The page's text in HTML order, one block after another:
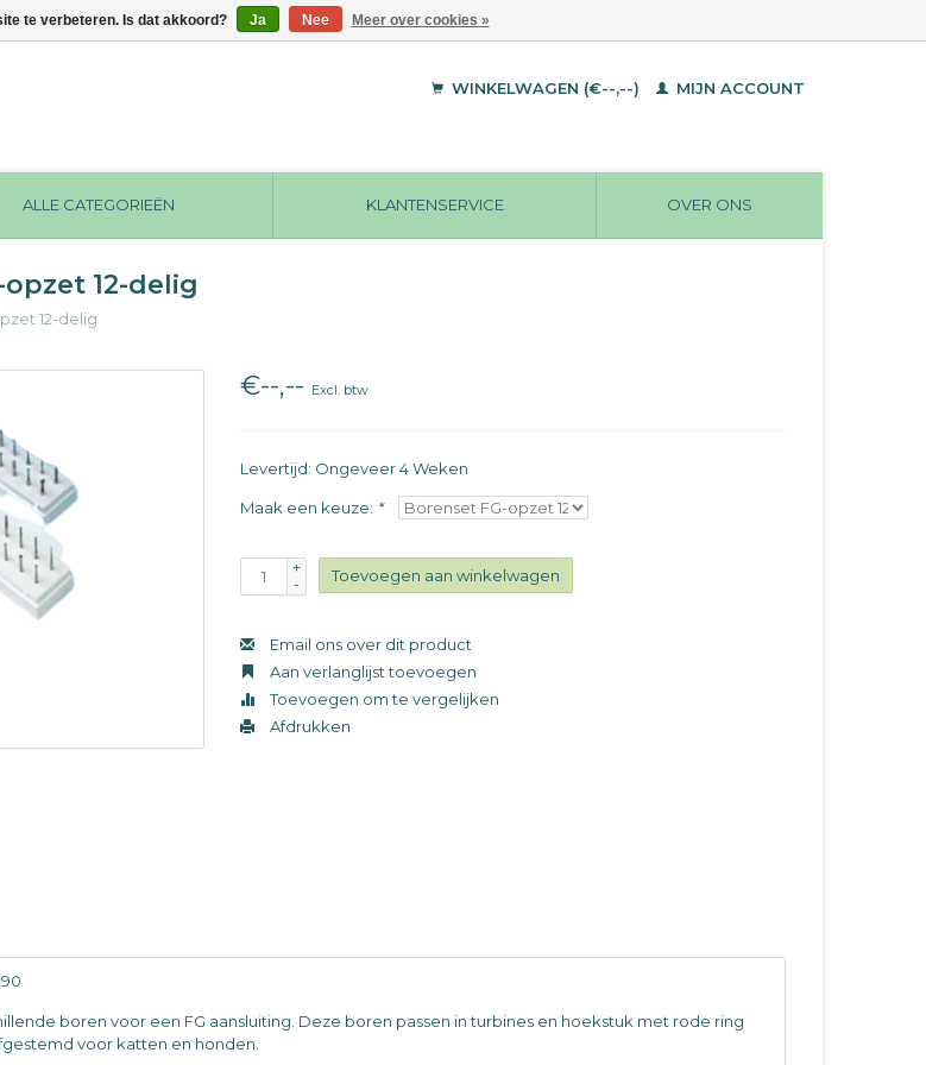
WINKELWAGEN (€--,--) MIJN ACCOUNT
ALLE CATEGORIEËN KLANTENSERVICE OVER ONS
12-delig
12-delig
€--,-- Excl. btw
Levertijd: Ongeveer 4 Weken
Maak een keuze: *
+
-
Toevoegen aan winkelwagen
Email ons over dit product
Aan verlanglijst toevoegen
Toevoegen om te vergelijken
Afdrukken
boren voor een FG aansluiting. Deze boren passen in turbines en hoekstuk met rode ring
voor katten en honden.
te verbeteren. Is dat akkoord? Ja Nee Meer over cookies »